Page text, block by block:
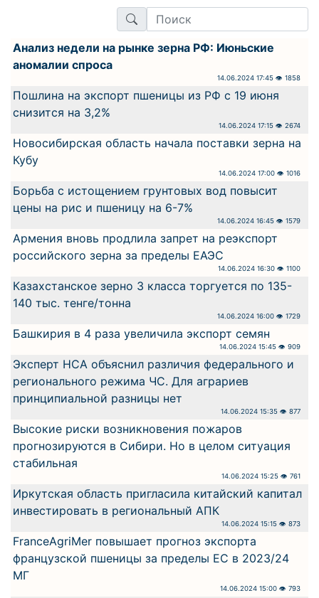
Анализ недели на рынке зерна РФ: Июньские
аномалии спроса
14.06.2024 17:45 👁 1858
Пошлина на экспорт пшеницы из РФ с 19 июня
снизится на 3,2%
14.06.2024 17:15 👁 2674
Новосибирская область начала поставки зерна на
Кубу
14.06.2024 17:00 👁 1016
Борьба с истощением грунтовых вод повысит
цены на рис и пшеницу на 6-7%
14.06.2024 16:45 👁 1579
Армения вновь продлила запрет на реэкспорт
российского зерна за пределы ЕАЭС
14.06.2024 16:30 👁 1100
Казахстанское зерно 3 класса торгуется по 135-
140 тыс. тенге/тонна
14.06.2024 16:00 👁 1729
Башкирия в 4 раза увеличила экспорт семян
14.06.2024 15:45 👁 909
Эксперт НСА объяснил различия федерального и
регионального режима ЧС. Для аграриев
принципиальной разницы нет
14.06.2024 15:35 👁 877
Высокие риски возникновения пожаров
прогнозируются в Сибири. Но в целом ситуация
стабильная
14.06.2024 15:25 👁 761
Иркутская область пригласила китайский капитал
инвестировать в региональный АПК
14.06.2024 15:15 👁 873
FranceAgriMer повышает прогноз экспорта
французской пшеницы за пределы ЕС в 2023/24
МГ
14.06.2024 15:00 👁 793